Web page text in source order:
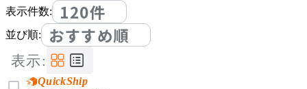
表示件数:
120件
並び順: おすすめ順
表示:
QuickShip